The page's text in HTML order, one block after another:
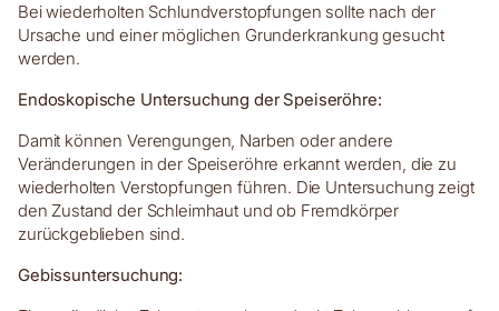
Bei wiederholten Schlundverstopfungen sollte nach der
Ursache und einer möglichen Grunderkrankung gesucht
werden.
Endoskopische Untersuchung der Speiseröhre:
Damit können Verengungen, Narben oder andere
Veränderungen in der Speiseröhre erkannt werden, die zu
wiederholten Verstopfungen führen. Die Untersuchung zeigt
den Zustand der Schleimhaut und ob Fremdkörper
zurückgeblieben sind.
Gebissuntersuchung: